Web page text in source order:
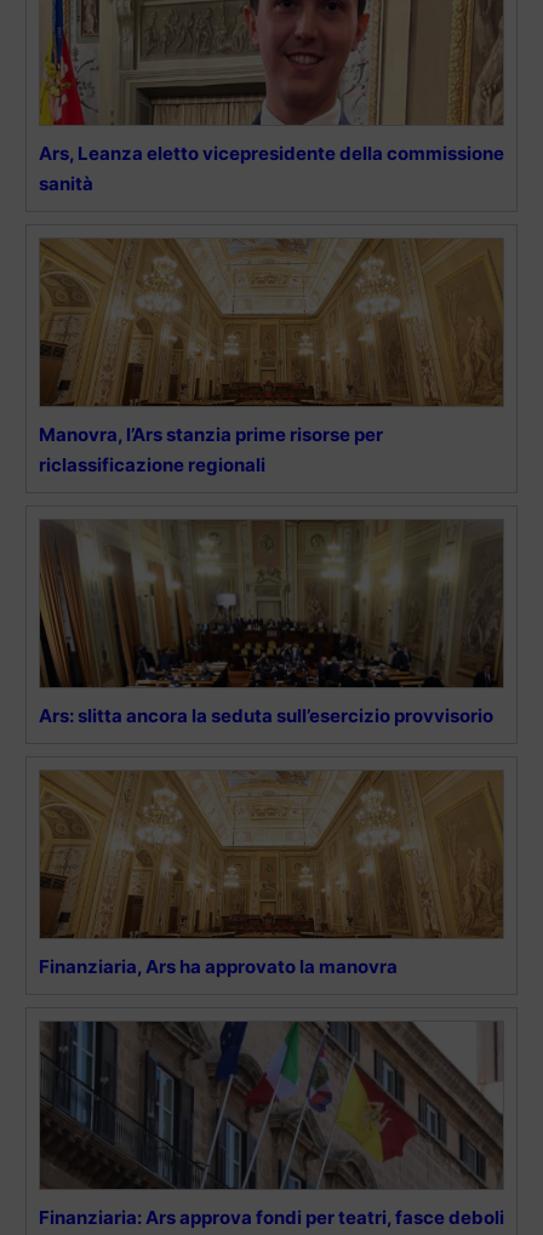
Ars, Leanza eletto vicepresidente della commissione
sanità
Manovra, l’Ars stanzia prime risorse per
riclassificazione regionali
Ars: slitta ancora la seduta sull’esercizio provvisorio
Finanziaria, Ars ha approvato la manovra
Finanziaria: Ars approva fondi per teatri, fasce deboli